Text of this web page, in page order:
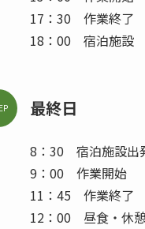
17：30 作業終了
18：00 宿泊施設
最終日
8：30 宿泊施設出
9：00 作業開始
11：45 作業終了
12：00 昼食・休憩